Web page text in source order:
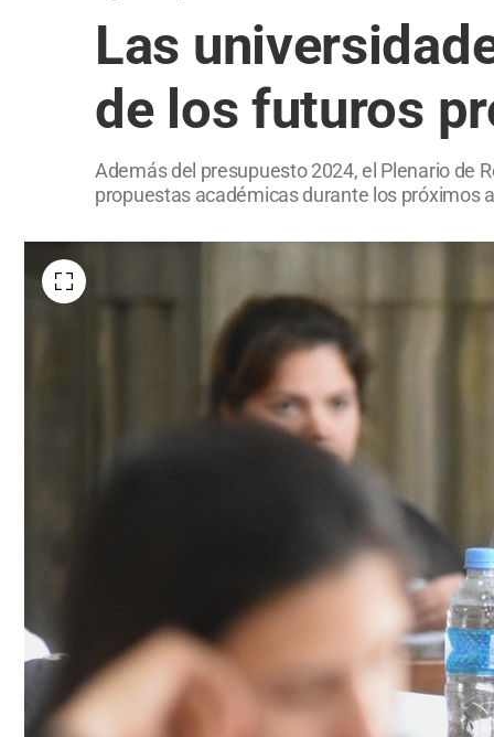
Las
de los futuros
Además del presupuesto 2024, el Plenario de
propuestas académicas durante los próximos